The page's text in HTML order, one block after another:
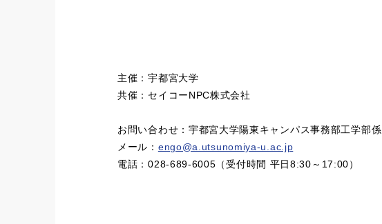
主催：宇都宮大学
共催：セイコーNPC株式会社
お問い合わせ：宇都宮大学陽東キャンパス事務部工学部係
メール： engo@a.utsunomiya-u.ac.jp
電話：028-689-6005（受付時間 平日8:30～17:00）